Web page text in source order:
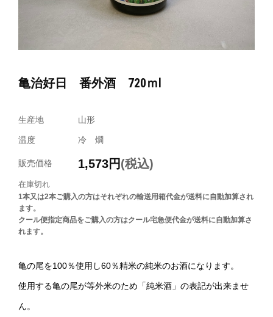
亀治好日 番外酒 720ｍⅼ
生産地 山形
温度 冷 燗
販売価格 1,573円(税込)
在庫切れ
1本又は2本ご購入の方はそれぞれの輸送用箱代金が送料に自動加算され
ます。
クール便指定商品をご購入の方はクール宅急便代金が送料に自動加算さ
れます。
亀の尾を100％使用し60％精米の純米のお酒になります。
使用する亀の尾が等外米のため「純米酒」の表記が出来ませ
ん。